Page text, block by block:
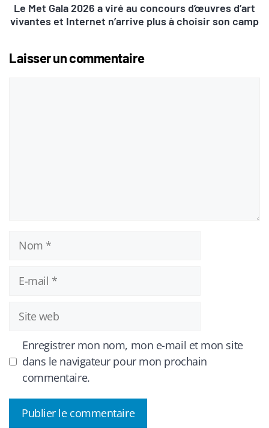
Le Met Gala 2026 a viré au concours d’œuvres d’art
vivantes et Internet n’arrive plus à choisir son camp
Laisser un commentaire
mail
Site
web
Enregistrer mon nom, mon e-mail et mon site
dans le navigateur pour mon prochain
commentaire.